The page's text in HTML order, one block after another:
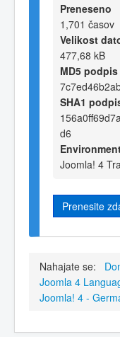
Preneseno
1,701 časov
Velikost
477,68 kB
MD5 podpis
SHA1
d6
Joomla! 4
Prenesite
Nahajate se:
Joomla 4
Joomla! 4 -